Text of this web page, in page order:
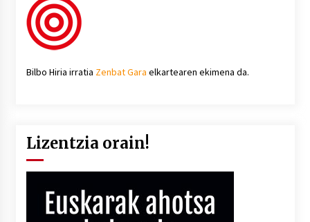
Bilbo Hiria irratia Zenbat Gara elkartearen ekimena da.
Lizentzia orain!